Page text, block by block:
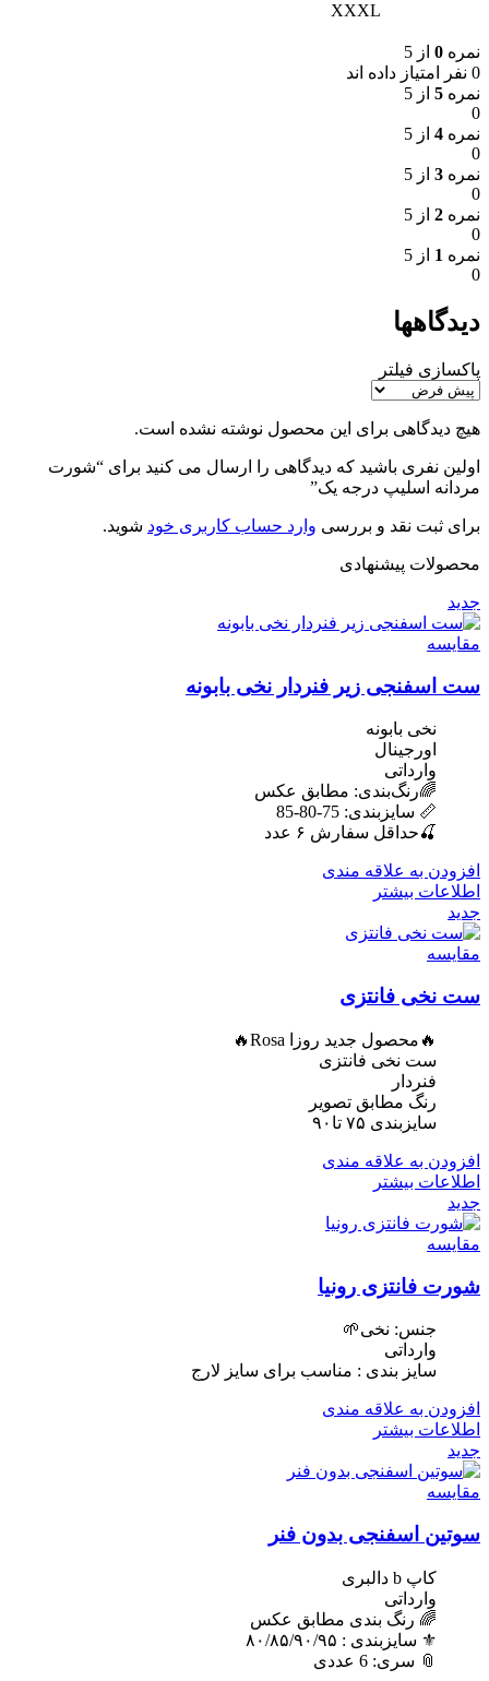
XXXL
نمره 0 از 5
0 نفر امتیاز داده اند
نمره 5 از 5
0
نمره 4 از 5
0
نمره 3 از 5
0
نمره 2 از 5
0
نمره 1 از 5
0
دیدگاهها
پاکسازی فیلتر
هیچ دیدگاهی برای این محصول نوشته نشده است.
اولین نفری باشید که دیدگاهی را ارسال می کنید برای “شورت
مردانه اسلیپ درجه یک”
برای ثبت نقد و بررسی وارد حساب کاربری خود شوید.
محصولات پیشنهادی
جدید
مقایسه
ست اسفنجی زیر فنردار نخی بابونه
نخی بابونه
اورجینال
وارداتی
🌈رنگ‌بندی: مطابق عکس
📏 سایزبندی: 75-80-85
🍒حداقل سفارش ۶ عدد
افزودن به علاقه مندی
اطلاعات بیشتر
جدید
مقایسه
ست نخی فانتزی
🔥محصول جدید روزا Rosa🔥
ست نخی فانتزی
فنردار
رنگ مطابق تصویر
سایزبندی ۷۵ تا۹۰
افزودن به علاقه مندی
اطلاعات بیشتر
جدید
مقایسه
شورت فانتزی رونیا
جنس: نخی🌱
وارداتی
سایز بندی : مناسب برای سایز لارج
افزودن به علاقه مندی
اطلاعات بیشتر
جدید
مقایسه
سوتین اسفنجی بدون فنر
کاپ b دالبری
وارداتی
🌈 رنگ بندی مطابق عکس
⚜️ سایزبندی : ٨٠/٨۵/٩٠/٩۵
📎 سری: 6 عددی